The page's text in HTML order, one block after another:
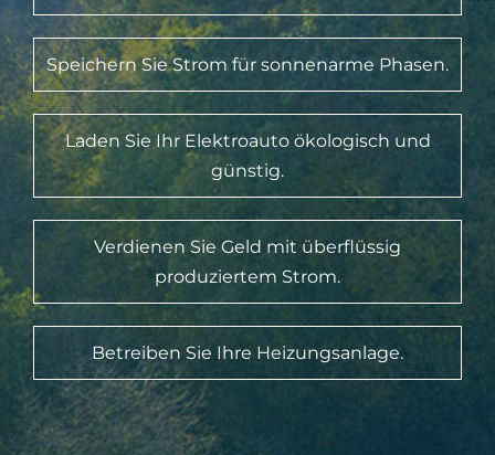
Speichern Sie Strom für sonnenarme Phasen.
Laden Sie Ihr Elektroauto ökologisch und
günstig.
Verdienen Sie Geld mit überflüssig
produziertem Strom.
Betreiben Sie Ihre Heizungsanlage.